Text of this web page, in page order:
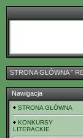
STRONA GŁÓWNAˇ
Nawigacja
STRONA GŁÓWNA
KONKURSY
LITERACKIE